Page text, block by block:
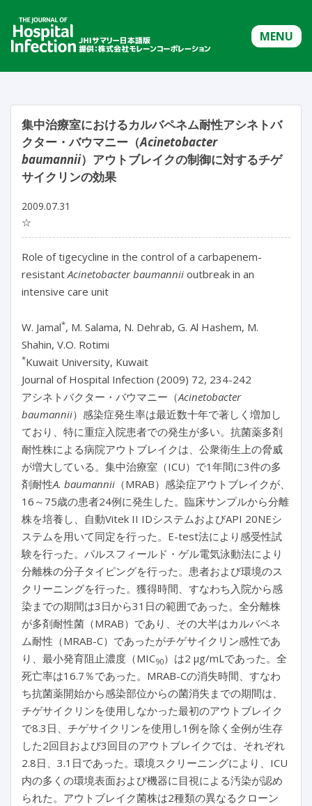
MENU
集中治療室におけるカルバペネム耐性アシネトバ
クター・バウマニー（Acinetobacter
baumannii）アウトブレイクの制御に対するチゲ
サイクリンの効果
2009.07.31
☆
Role of tigecycline in the control of a carbapenem-
resistantAcinetobacter baumannii outbreak in an
intensive care unit
W. Jamal*, M. Salama, N. Dehrab, G. Al Hashem, M.
Shahin, V.O. Rotimi
*Kuwait University, Kuwait
Journal of Hospital Infection (2009) 72, 234-242
アシネトバクター・バウマニー（Acinetobacter
baumannii）感染症発生率は最近数十年で著しく増加し
ており、特に重症入院患者での発生が多い。抗菌薬多剤
耐性株による病院アウトブレイクは、公衆衛生上の脅威
が増大している。集中治療室（ICU）で1年間に3件の多
剤耐性A. baumannii （MRAB）感染症アウトブレイクが、
16～75歳の患者24例に発生した。臨床サンプルから分離
株を培養し、自動Vitek II IDシステムおよびAPI 20NEシ
ステムを用いて同定を行った。E-test法により感受性試
験を行った。パルスフィールド・ゲル電気泳動法により
分離株の分子タイピングを行った。患者および環境のス
クリーニングを行った。獲得時間、すなわち入院から感
染までの期間は3日から31日の範囲であった。全分離株
が多剤耐性菌（MRAB）であり、その大半はカルバペネ
ム耐性（MRAB-C）であったがチゲサイクリン感性であ
り、最小発育阻止濃度（MIC90）は2 μg/mLであった。全
死亡率は16.7％であった。MRAB-Cの消失時間、すなわ
ち抗菌薬開始から感染部位からの菌消失までの期間は、
チゲサイクリンを使用しなかった最初のアウトブレイク
で8.3日、チゲサイクリンを使用し1例を除く全例が生存
した2回目および3回目のアウトブレイクでは、それぞれ
2.8日、3.1日であった。環境スクリーニングにより、ICU
内の多くの環境表面および機器に目視による汚染が認め
られた。アウトブレイク菌株は2種類の異なるクローン